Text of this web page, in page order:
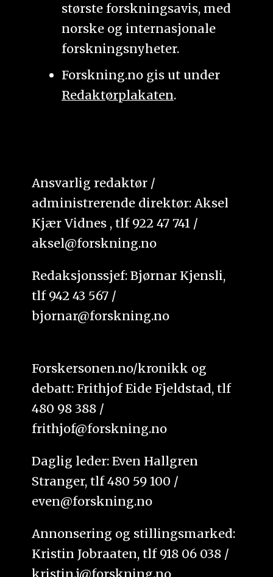
største forskningsavis, med
norske og internasjonale
forskningsnyheter.
Forskning.no gis ut under
Redaktørplakaten.
Ansvarlig redaktør /
administrerende direktør: Aksel
Kjær Vidnes , tlf 922 47 741 /
aksel@forskning.no
Redaksjonssjef: Bjørnar Kjensli,
tlf 942 43 567 /
bjornar@forskning.no
Forskersonen.no/kronikk og
debatt: Frithjof Eide Fjeldstad, tlf
480 98 388 /
frithjof@forskning.no
Daglig leder: Even Hallgren
Stranger, tlf 480 59 100 /
even@forskning.no
Annonsering og stillingsmarked:
Kristin Jobraaten, tlf 918 06 038 /
kristin.j@forskning.no